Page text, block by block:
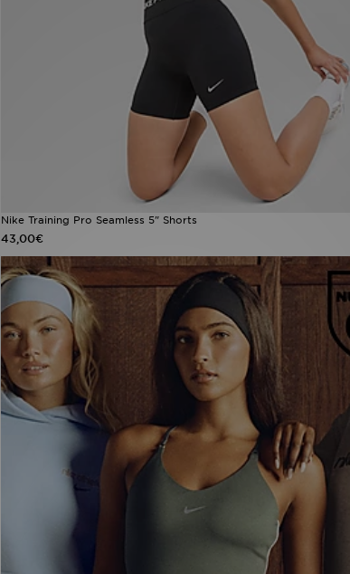
Nike Training Pro Seamless 5" Shorts
43,00€